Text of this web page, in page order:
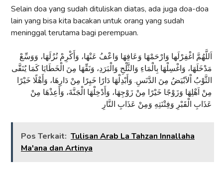
Selain doa yang sudah dituliskan diatas, ada juga doa-doa
lain yang bisa kita bacakan untuk orang yang sudah
meninggal terutama bagi perempuan.
اَللَّهُمَّ اغْفِرْلَها وَارْحَمْهَا وَعَافِهَا وَاعْفُ عَنْهَا، وَأَكْرِمْ نُزُلَهَا، وَوَسِّعْ
مَدْخَلَهَا، وَاغْسِلْهَا بِالْمَاءِ وَالثَّلْجِ وَالْبَرَدِ، وَنَقِّهَا مِنَ الْخَطَايَا كَمَا يُنَقَّى
الثَّوْبُ اْلاَبْيَضُ مِنَ الدَّنَسِ. وَأَبْدِلْهَا دَارًا خَيِرًا مِنْ دَارِهَا، وَأَهْلًا خَيْرًا
مِنْ اَهْلِهَا وَزَوْجًا خَيْرًا مِنْ زَوْجِهَا، وَأَدْخِلْهَا الْجَنَّةَ، وَأَعِذْهَا مِنْ
عَذَابِ الْقَبْرِ وَفِتْنَتِهِ وَمِنْ عَذَابِ النَّارِ
Pos Terkait: Tulisan Arab La Tahzan Innallaha
Ma'ana dan Artinya